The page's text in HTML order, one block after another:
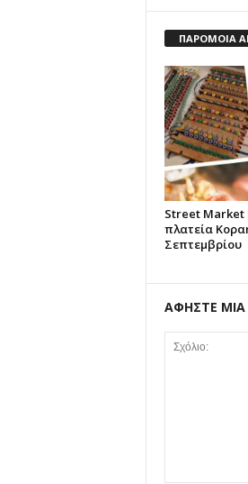
ΠΑΡΟΜΟΙΑ
Street Market
πλατεία
Σεπτεμβρίου
ΑΦΗΣΤΕ